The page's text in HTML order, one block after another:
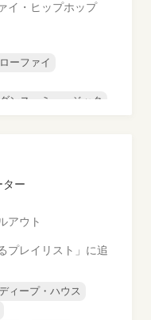
イ・ヒップホップ
ーファイ
ダンス・ミュージック
ター
アウト
プレイリスト」に追
ィープ・ハウス